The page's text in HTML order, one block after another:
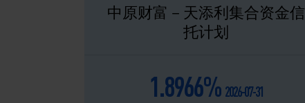
中原财富－天添利集合资金信
托计划
1.8966% 2026-07-31